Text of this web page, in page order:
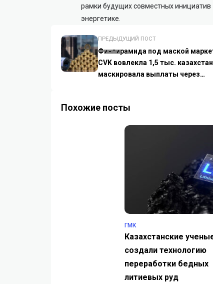
рамки будущих совместных инициатив
энергетике.
ПРЕДЫДУЩИЙ ПОСТ
Финпирамида под маской
CVK вовлекла 1,5 тыс.
маскировала выплаты через
Похожие посты
ГМК
Казахстанские
создали технологию
переработки бедных
литиевых руд